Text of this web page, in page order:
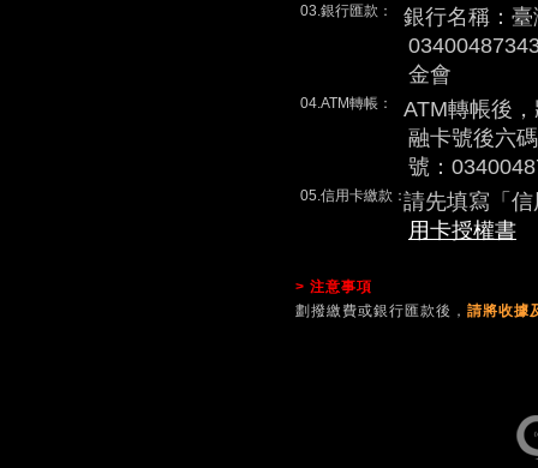
03.銀行匯款：
銀行名稱：
金會
04.ATM轉帳：
ATM轉帳後
融卡號後六
號：
05.信用卡繳款：請先填寫「
用卡授權書
> 注意事項
劃撥繳費或銀行匯款後， 請將收據